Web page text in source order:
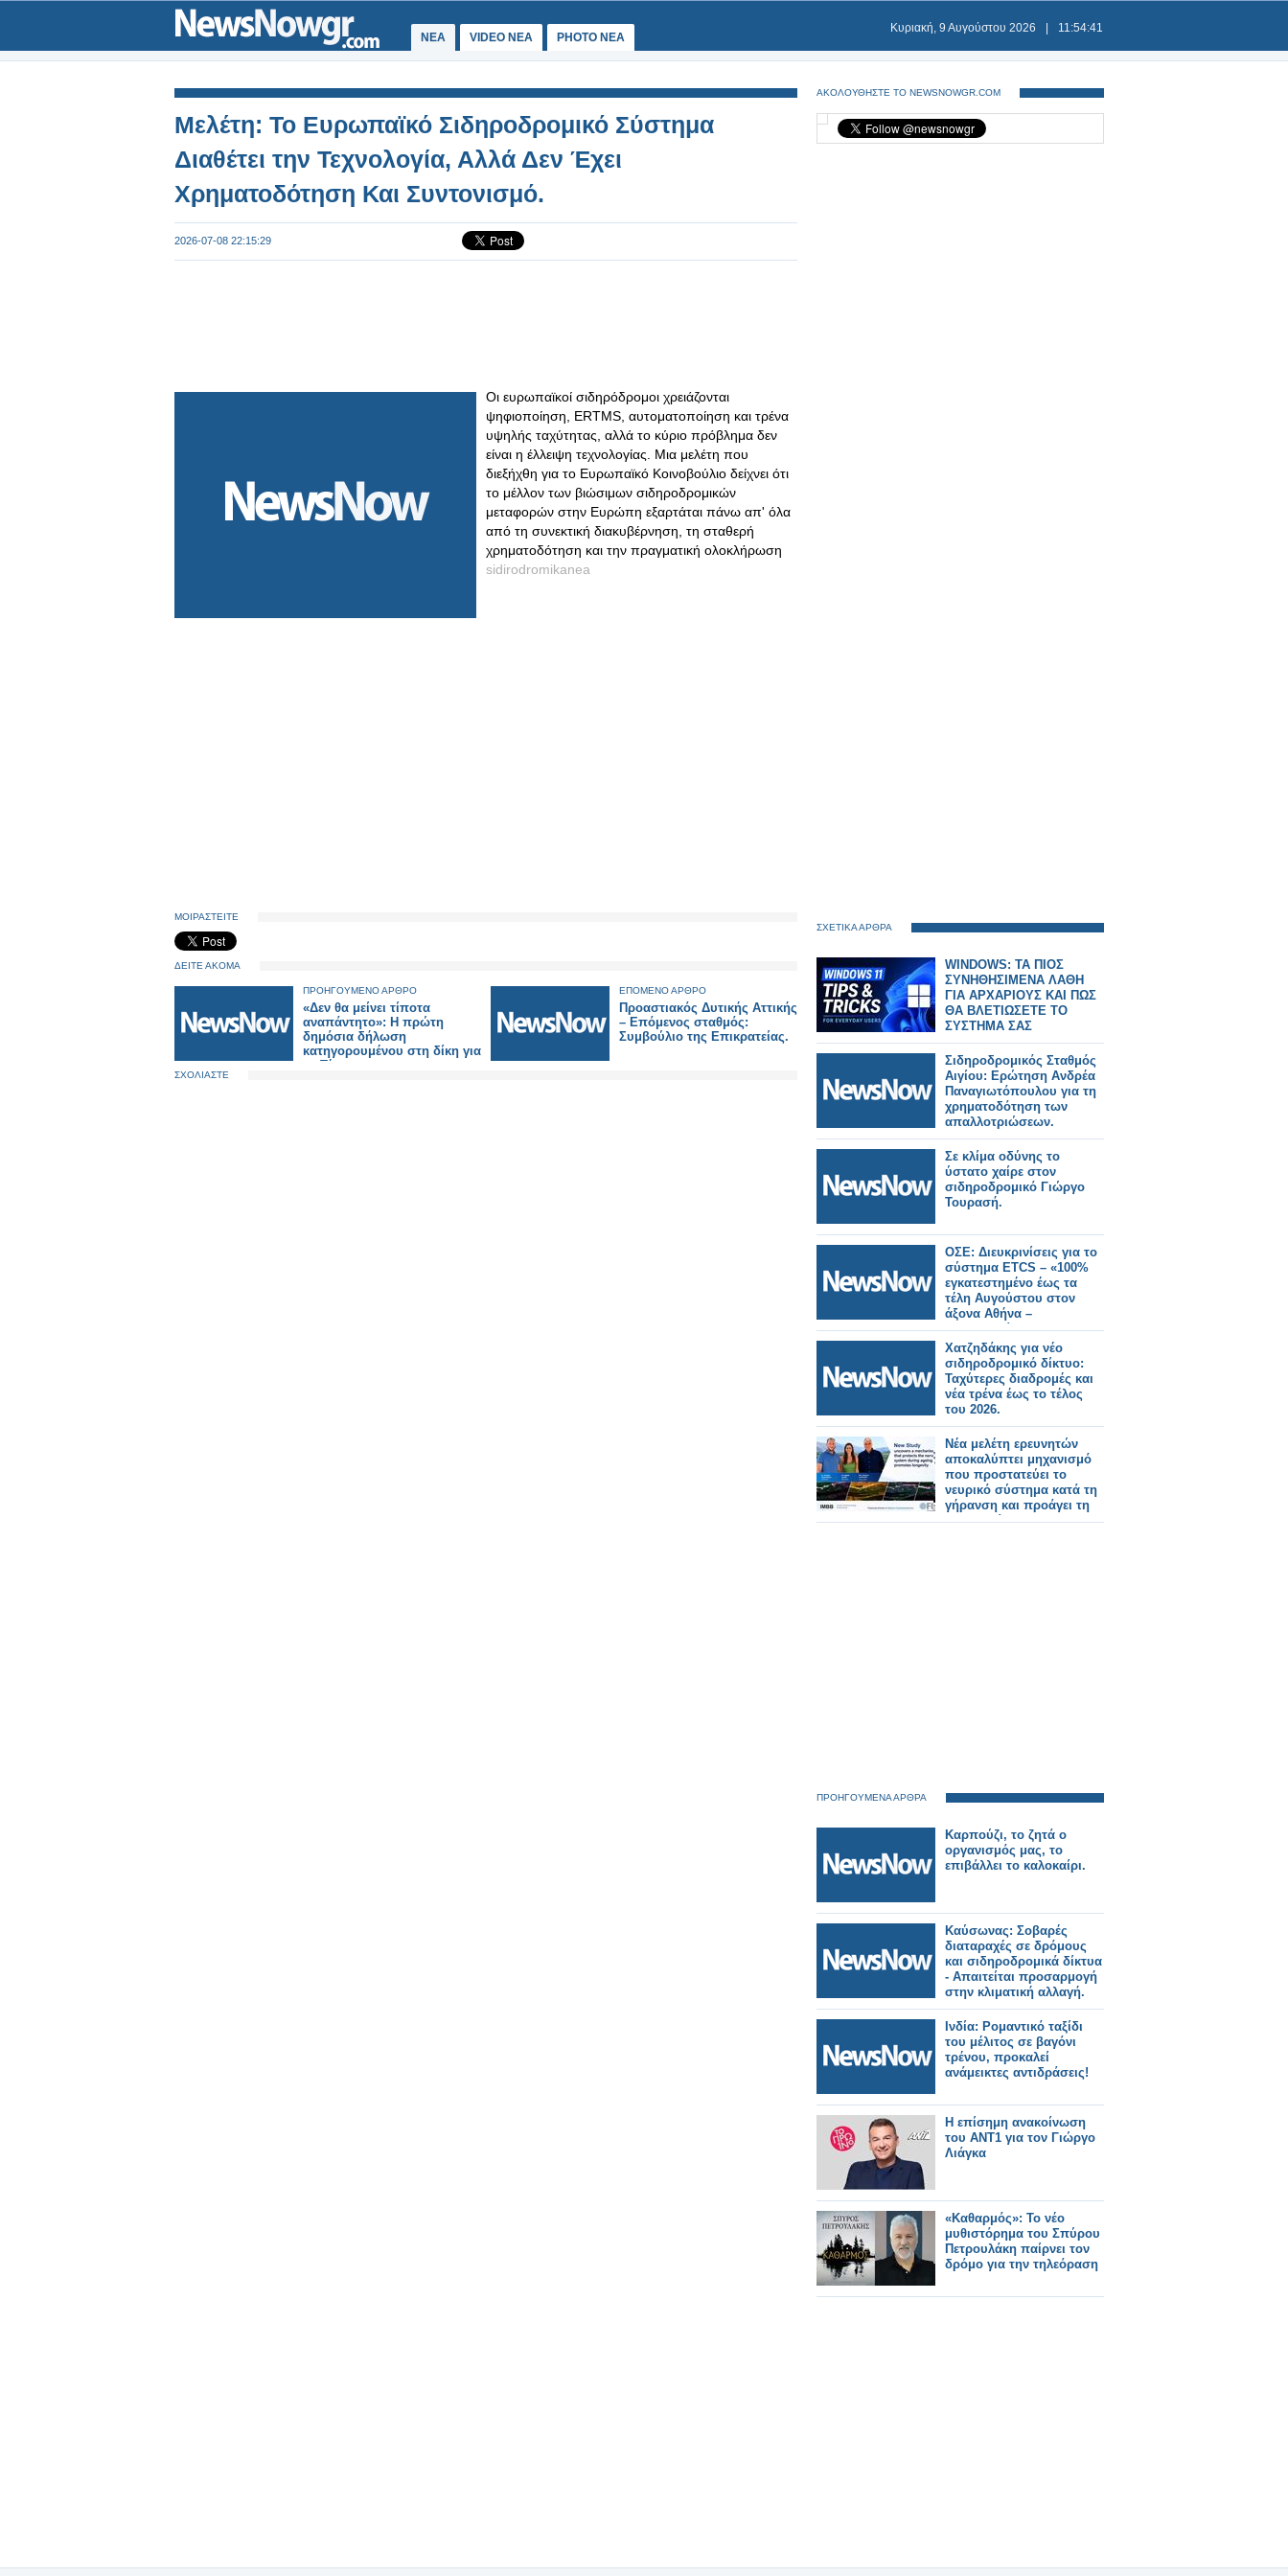
ΝΕΑ VIDEO NEA PHOTO NEA
Κυριακή, 9 Αυγούστου 2026 11:54:41
Μελέτη: Το Ευρωπαϊκό Σιδηροδρομικό Σύστημα
Διαθέτει την Τεχνολογία, Αλλά Δεν Έχει
Χρηματοδότηση Και Συντονισμό.
2026-07-08 22:15:29
Οι ευρωπαϊκοί σιδηρόδρομοι χρειάζονται
ψηφιοποίηση, ERTMS, αυτοματοποίηση και τρένα
υψηλής ταχύτητας, αλλά το κύριο πρόβλημα δεν
είναι η έλλειψη τεχνολογίας. Μια μελέτη που
διεξήχθη για το Ευρωπαϊκό Κοινοβούλιο δείχνει ότι
το μέλλον των βιώσιμων σιδηροδρομικών
μεταφορών στην Ευρώπη εξαρτάται πάνω απ' όλα
από τη συνεκτική διακυβέρνηση, τη σταθερή
χρηματοδότηση και την πραγματική ολοκλήρωση
sidirodromikanea
ΜΟΙΡΑΣΤΕΙΤΕ
ΔΕΙΤΕ ΑΚΟΜΑ
ΠΡΟΗΓΟΥΜΕΝΟ ΑΡΘΡΟ
«Δεν θα μείνει τίποτα
αναπάντητο»: Η πρώτη
δημόσια δήλωση
κατηγορουμένου στη δίκη για
τα Τέμπη .
ΕΠΟΜΕΝΟ ΑΡΘΡΟ
Προαστιακός Δυτικής Αττικής
– Επόμενος σταθμός:
Συμβούλιο της Επικρατείας.
ΣΧΟΛΙΑΣΤΕ
ΑΚΟΛΟΥΘΗΣΤΕ ΤΟ NEWSNOWGR.COM
ΣΧΕΤΙΚΑ ΑΡΘΡΑ
WINDOWS: ΤΑ ΠΙΟΣ
ΣΥΝΗΘΗΣΙΜΕΝΑ ΛΑΘΗ
ΓΙΑ ΑΡΧΑΡΙΟΥΣ ΚΑΙ ΠΩΣ
ΘΑ ΒΛΕΤΙΩΣΕΤΕ ΤΟ
ΣΥΣΤΗΜΑ ΣΑΣ
Σιδηροδρομικός Σταθμός
Αιγίου: Ερώτηση Ανδρέα
Παναγιωτόπουλου για τη
χρηματοδότηση των
απαλλοτριώσεων.
Σε κλίμα οδύνης το
ύστατο χαίρε στον
σιδηροδρομικό Γιώργο
Τουρασή.
ΟΣΕ: Διευκρινίσεις για το
σύστημα ETCS – «100%
εγκατεστημένο έως τα
τέλη Αυγούστου στον
άξονα Αθήνα –
Θεσσαλονίκη».
Χατζηδάκης για νέο
σιδηροδρομικό δίκτυο:
Ταχύτερες διαδρομές και
νέα τρένα έως το τέλος
του 2026.
Νέα μελέτη ερευνητών
αποκαλύπτει μηχανισμό
που προστατεύει το
νευρικό σύστημα κατά τη
γήρανση και προάγει τη
μακροζωία
ΠΡΟΗΓΟΥΜΕΝΑ ΑΡΘΡΑ
Καρπούζι, το ζητά ο
οργανισμός μας, το
επιβάλλει το καλοκαίρι.
Καύσωνας: Σοβαρές
διαταραχές σε δρόμους
και σιδηροδρομικά δίκτυα
- Απαιτείται προσαρμογή
στην κλιματική αλλαγή.
Ινδία: Ρομαντικό ταξίδι
του μέλιτος σε βαγόνι
τρένου, προκαλεί
ανάμεικτες αντιδράσεις!
Η επίσημη ανακοίνωση
του ΑΝΤ1 για τον Γιώργο
Λιάγκα
«Καθαρμός»: Το νέο
μυθιστόρημα του Σπύρου
Πετρουλάκη παίρνει τον
δρόμο για την τηλεόραση